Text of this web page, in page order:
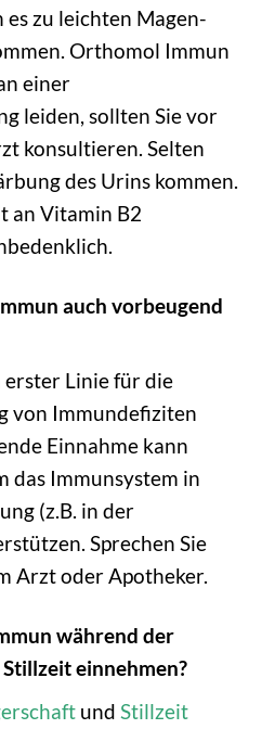
es zu leichten Magen-
Orthomol Immun
einer
leiden, sollten Sie vor
konsultieren. Selten
des Urins kommen.
an Vitamin B2
auch vorbeugend
Linie für die
von Immundefiziten
Einnahme kann
das Immunsystem in
(z.B. in der
Sprechen Sie
Arzt oder Apotheker.
während der
einnehmen?
und Stillzeit